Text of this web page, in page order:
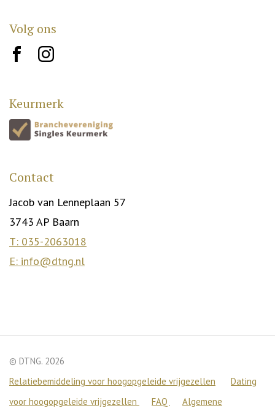
Volg ons
brand10 brand12
Keurmerk
Contact
Jacob van Lenneplaan 57
3743 AP Baarn
T: 035-2063018
E: info@dtng.nl
© DTNG. 2026
Relatiebemiddeling voor hoogopgeleide vrijgezellen
Dating
voor hoogopgeleide vrijgezellen
FAQ Algemene
te bieden.